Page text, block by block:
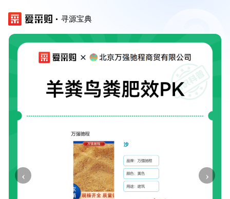
寻源宝典
‹ ›